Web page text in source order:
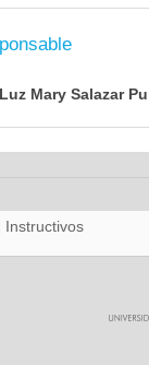
Luz Mary Salazar
Instructivos